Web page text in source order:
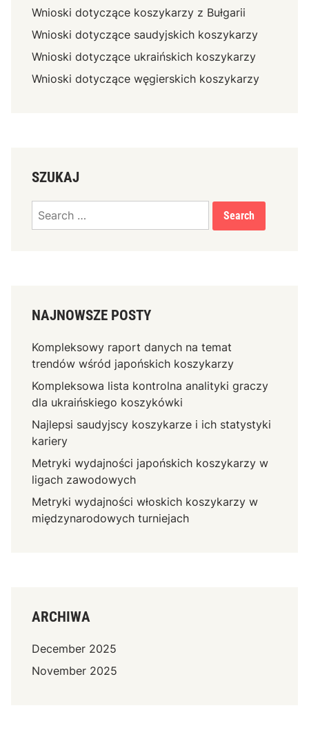
Wnioski dotyczące koszykarzy z Bułgarii
Wnioski dotyczące saudyjskich koszykarzy
Wnioski dotyczące ukraińskich koszykarzy
Wnioski dotyczące węgierskich koszykarzy
SZUKAJ
Search
NAJNOWSZE POSTY
Kompleksowy raport danych na temat
trendów wśród japońskich koszykarzy
Kompleksowa lista kontrolna analityki graczy
dla ukraińskiego koszykówki
Najlepsi saudyjscy koszykarze i ich statystyki
kariery
Metryki wydajności japońskich koszykarzy w
ligach zawodowych
Metryki wydajności włoskich koszykarzy w
międzynarodowych turniejach
ARCHIWA
December 2025
November 2025